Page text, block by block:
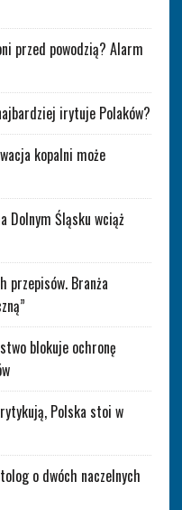
przed powodzią? Alarm
irytuje Polaków?
kopalni może
Dolnym Śląsku wciąż
przepisów. Branża
blokuje ochronę
Polska stoi w
o dwóch naczelnych